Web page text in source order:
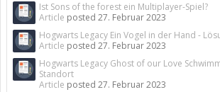
Ist Sons of the forest ein Multiplayer-Spiel?
Article posted 27. Februar 2023
Hogwarts Legacy Ein Vogel in der Hand -
Article posted 27. Februar 2023
Hogwarts Legacy Ghost of our Love
Standort
Article posted 27. Februar 2023